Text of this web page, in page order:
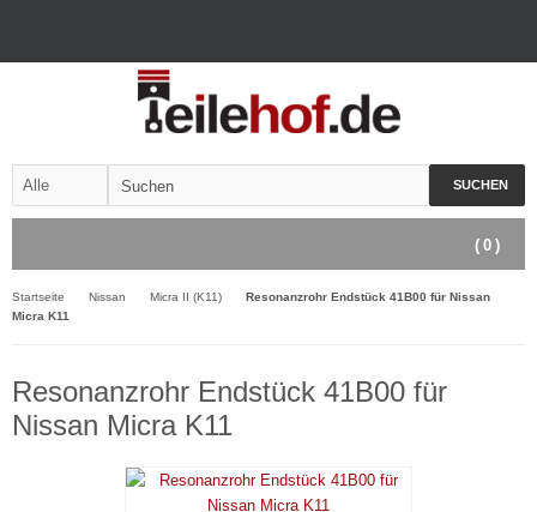
SUCHEN
( 0 )
Startseite Nissan Micra II (K11)
Resonanzrohr Endstück 41B00 für Nissan
Micra K11
Resonanzrohr Endstück 41B00 für
Nissan Micra K11